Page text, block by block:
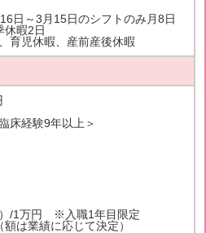
日～3月15日のシフトのみ月8日
休暇2日
育児休暇、産前産後休暇
床経験9年以上＞
）/1万円 ※入職1年目限定
は業績に応じて決定）